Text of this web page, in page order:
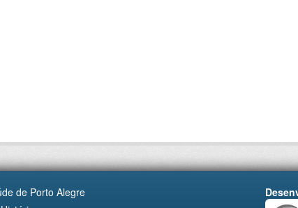
de Porto Alegre